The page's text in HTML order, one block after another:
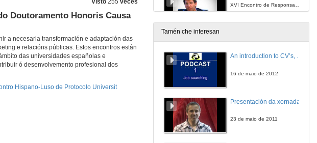
Visto 255 veces
Doutoramento Honoris Causa
a necesaria transformación e adaptación das
e relacións públicas. Estos encontros están
das universidades españolas e
ó desenvolvemento profesional dos
Hispano-Luso de Protocolo Universit
XVI Encontro de Responsables de Protocolo e Relacións Institucionais das Universidades Españolas e o VIII Encontro Hispano-Luso de Protocolo Universit
Acto de clausura
Tamén che interesan
An introduction to CV’s, letters, and job searching
16 de maio de 2012
Presentación da xornada
23 de maio de 2011